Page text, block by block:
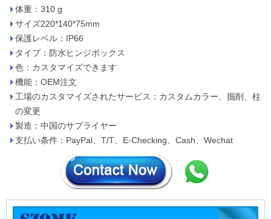
体重：310 g
サイズ220*140*75mm
保護レベル：IP66
タイプ：防水ヒンジボックス
色：カスタマイズできます
機能：OEM注文
工場のカスタマイズされたサービス：カスタムカラー、掘削、柱
の変更
製造：中国のサプライヤー
支払い条件：PayPal、T/T、E-Checking、Cash、Wechat